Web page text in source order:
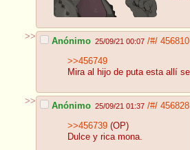
>> Anónimo 25/09/21 00:07 /#/ 456810
>>456749
Mira al hijo de puta esta allí
>> Anónimo 25/09/21 01:37 /#/ 456828
>>456739 (OP)
Dulce y rica mona.